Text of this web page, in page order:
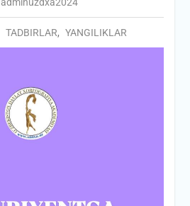
TADBIRLAR, YANGILIKLAR